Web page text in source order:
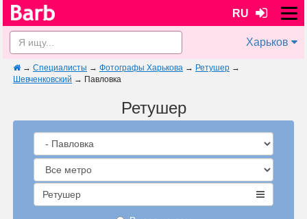
RU
Харьков
→ Специалисты → Фотографы Харькова → Ретушер →
Шевченковский → Павловка
Ретушер
Ретушер